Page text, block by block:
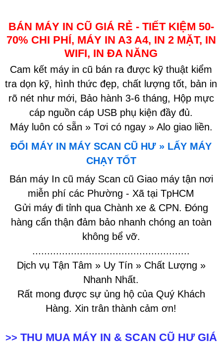
BÁN MÁY IN CŨ GIÁ RẺ - TIẾT KIỆM 50-
70% CHI PHÍ, MÁY IN A3 A4, IN 2 MẶT, IN
WIFI, IN ĐA NĂNG
Cam kết máy in cũ bán ra được kỹ thuật kiểm
tra dọn kỹ, hình thức đẹp, chất lượng tốt, bản in
rõ nét như mới, Bảo hành 3-6 tháng, Hộp mực
cáp nguồn cáp USB phụ kiện đầy đủ.
Máy luôn có sẵn » Tơi có ngay » Alo giao liền.
ĐỔI MÁY IN MÁY SCAN CŨ HƯ » LẤY MÁY
CHẠY TỐT
Bán máy In cũ máy Scan cũ Giao máy tận nơi
miễn phí các Phường - Xã tại TpHCM
Gửi máy đi tỉnh qua Chành xe & CPN. Đóng
hàng cẩn thận đảm bảo nhanh chóng an toàn
không bể vỡ.
.....................................................
Dịch vụ Tận Tâm » Uy Tín » Chất Lượng »
Nhanh Nhất.
Rất mong được sự ủng hộ của Quý Khách
Hàng. Xin trân thành cảm ơn!
>> THU MUA MÁY IN & SCAN CŨ HƯ GIÁ